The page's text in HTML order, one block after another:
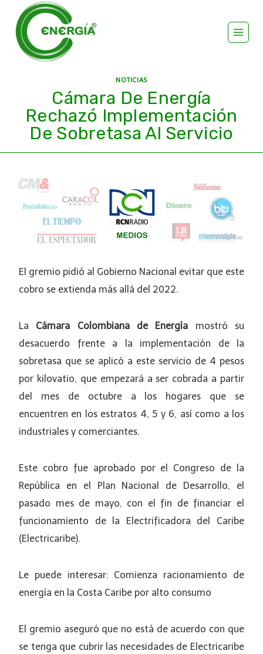
NOTICIAS
Cámara De Energía
Rechazó Implementación
De Sobretasa Al Servicio
El gremio pidió al Gobierno Nacional evitar que este
cobro se extienda más allá del 2022.
La Cámara Colombiana de Energía mostró su
desacuerdo frente a la implementación de la
sobretasa que se aplicó a este servicio de 4 pesos
por kilovatio, que empezará a ser cobrada a partir
del mes de octubre a los hogares que se
encuentren en los estratos 4, 5 y 6, así como a los
industriales y comerciantes.
Este cobro fue aprobado por el Congreso de la
República en el Plan Nacional de Desarrollo, el
pasado mes de mayo, con el fin de financiar el
funcionamiento de la Electrificadora del Caribe
(Electricaribe).
Le puede interesar: Comienza racionamiento de
energía en la Costa Caribe por alto consumo
El gremio aseguró que no está de acuerdo con que
se tenga que cubrir las necesidades de Electricaribe